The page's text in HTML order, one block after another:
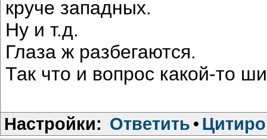
круче западных.
Ну и т.д.
Глаза ж разбегаются.
Так что и вопрос какой-то
Настройки: Ответить •